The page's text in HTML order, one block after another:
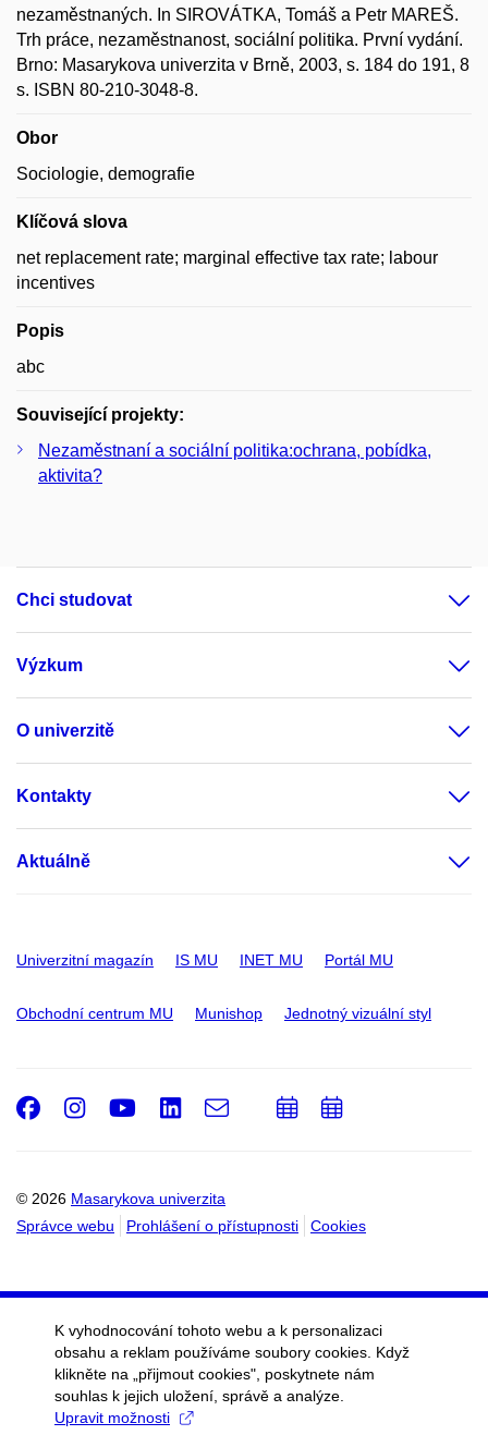
nezaměstnaných. In SIROVÁTKA, Tomáš a Petr MAREŠ.
Trh práce, nezaměstnanost, sociální politika. První vydání.
Brno: Masarykova univerzita v Brně, 2003, s. 184 do 191, 8
s. ISBN 80-210-3048-8.
Obor
Sociologie, demografie
Klíčová slova
net replacement rate; marginal effective tax rate; labour
incentives
Popis
abc
Související projekty:
Nezaměstnaní a sociální politika:ochrana, pobídka,
aktivita?
Chci studovat
Výzkum
O univerzitě
Kontakty
Aktuálně
Univerzitní magazín IS MU INET MU Portál MU
Obchodní centrum MU Munishop Jednotný vizuální styl
© 2026 Masarykova univerzita
Správce webu
Prohlášení o přístupnosti Cookies
Facebook
Instagram
Youtube
LinkedIn
e-
Email
PřidatPřidat
K vyhodnocování tohoto webu a k personalizaci
obsahu a reklam používáme soubory cookies. Když
klikněte na „přijmout cookies", poskytnete nám
souhlas k jejich uložení, správě a analýze.
Upravit možnosti